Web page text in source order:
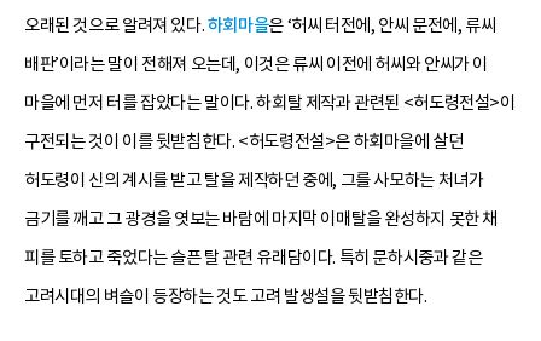
오래된 것으로 알려져 있다.하회마을은 ‘허씨 터전에, 안씨 문전에, 류씨
배판’이라는 말이 전해져 오는데, 이것은 류씨 이전에 허씨와 안씨가 이
마을에 먼저 터를 잡았다는 말이다. 하회탈 제작과 관련된 <허도령전설>이
구전되는 것이 이를 뒷받침한다. <허도령전설>은 하회마을에 살던
허도령이 신의 계시를 받고 탈을 제작하던 중에, 그를 사모하는 처녀가
금기를 깨고 그 광경을 엿보는 바람에 마지막 이매탈을 완성하지 못한 채
피를 토하고 죽었다는 슬픈 탈 관련 유래담이다. 특히 문하시중과 같은
고려시대의 벼슬이 등장하는 것도 고려 발생설을 뒷받침한다.